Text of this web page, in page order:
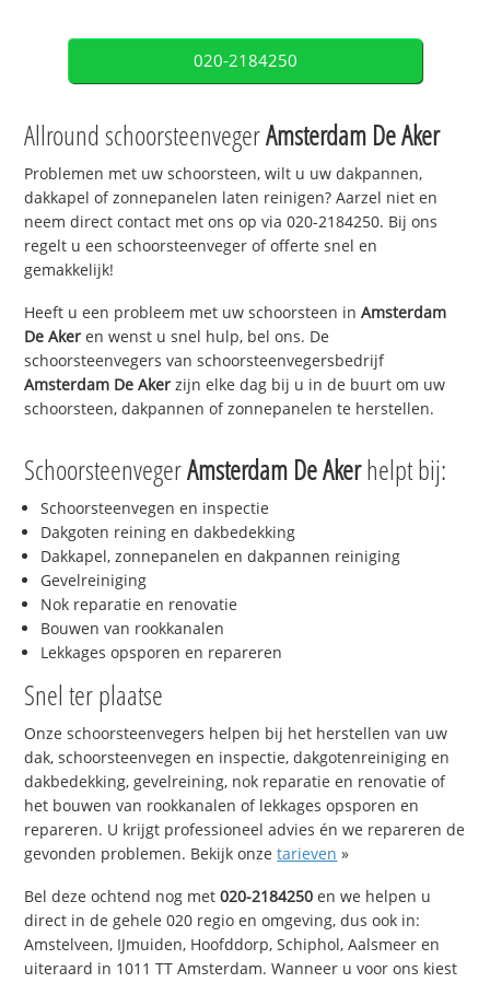
020-2184250
Allround schoorsteenvegerAmsterdam De Aker
Problemen met uw schoorsteen, wilt u uw dakpannen,
dakkapel of zonnepanelen laten reinigen? Aarzel niet en
neem direct contact met ons op via 020-2184250. Bij ons
regelt u een schoorsteenveger of offerte snel en
gemakkelijk!
Heeft u een probleem met uw schoorsteen inAmsterdam
De Aker en wenst u snel hulp, bel ons. De
schoorsteenvegers van schoorsteenvegersbedrijf
Amsterdam De Aker zijn elke dag bij u in de buurt om uw
schoorsteen, dakpannen of zonnepanelen te herstellen.
SchoorsteenvegerAmsterdam De Akerhelpt bij:
Schoorsteenvegen en inspectie
Dakgoten reining en dakbedekking
Dakkapel, zonnepanelen en dakpannen reiniging
Gevelreiniging
Nok reparatie en renovatie
Bouwen van rookkanalen
Lekkages opsporen en repareren
Snel ter plaatse
Onze schoorsteenvegers helpen bij het herstellen van uw
dak, schoorsteenvegen en inspectie, dakgotenreiniging en
dakbedekking, gevelreining, nok reparatie en renovatie of
het bouwen van rookkanalen of lekkages opsporen en
repareren. U krijgt professioneel advies én we repareren de
gevonden problemen. Bekijk onzetarieven »
Bel deze ochtend nog met020-2184250 en we helpen u
direct in de gehele 020 regio en omgeving, dus ook in:
Amstelveen, IJmuiden, Hoofddorp, Schiphol, Aalsmeer en
uiteraard in 1011 TT Amsterdam. Wanneer u voor ons kiest